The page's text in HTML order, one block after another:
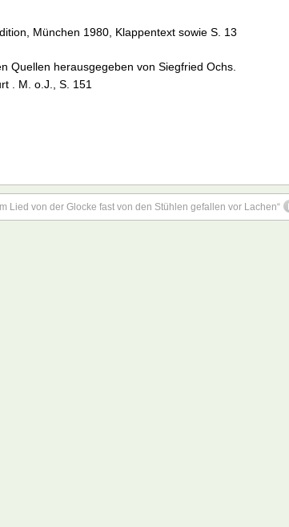
München 1980, Klappentext sowie S. 13
Quellen herausgegeben von Siegfried Ochs.
. M. o.J., S. 151
Lied von der Glocke fast von den Stühlen gefallen vor Lachen“